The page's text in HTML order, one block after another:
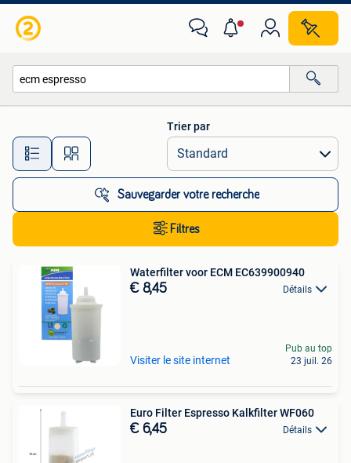
Toutes les distances…
Trier par
Sauvegarder votre recherche
Filtres
Waterfilter voor ECM EC639900940
€ 8,45 Détails
Visiter le site internet
Pub au top
23 juil. 26
Euro Filter Espresso Kalkfilter WF060
€ 6,45 Détails